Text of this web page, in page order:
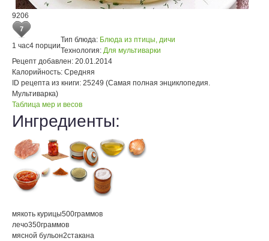
9206
7
1 час4 порции
Тип блюда: Блюда из птицы, дичи
Технология: Для мультиварки
Рецепт добавлен: 20.01.2014
Калорийность: Средняя
ID рецепта из книги: 25249 (Самая полная энциклопедия.
Мультиварка)
Таблица мер и весов
Ингредиенты:
мякоть курицы500граммов
лечо350граммов
мясной бульон2стакана